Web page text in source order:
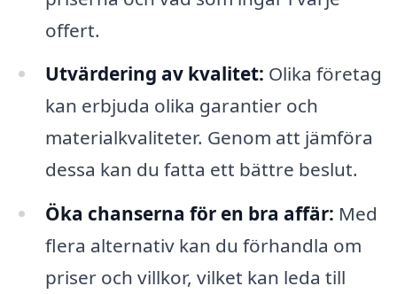
offert.
Utvärdering av kvalitet: Olika företag
kan erbjuda olika garantier och
materialkvaliteter. Genom att jämföra
dessa kan du fatta ett bättre beslut.
Öka chanserna för en bra affär: Med
flera alternativ kan du förhandla om
priser och villkor, vilket kan leda till